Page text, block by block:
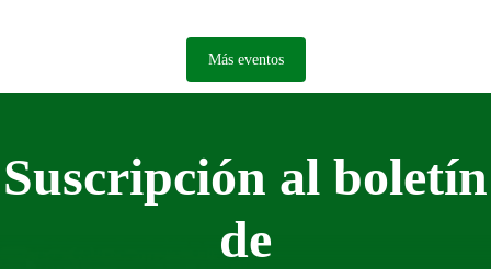
Más eventos
Suscripción al boletín
de